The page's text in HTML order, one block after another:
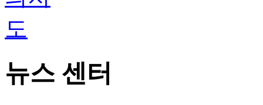
뉴스 센터